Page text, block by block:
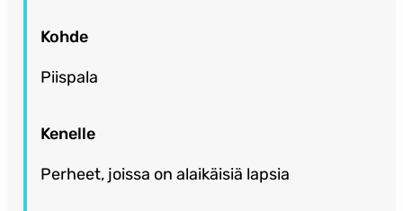
Kohde
Piispala
Kenelle
Perheet, joissa on alaikäisiä lapsia